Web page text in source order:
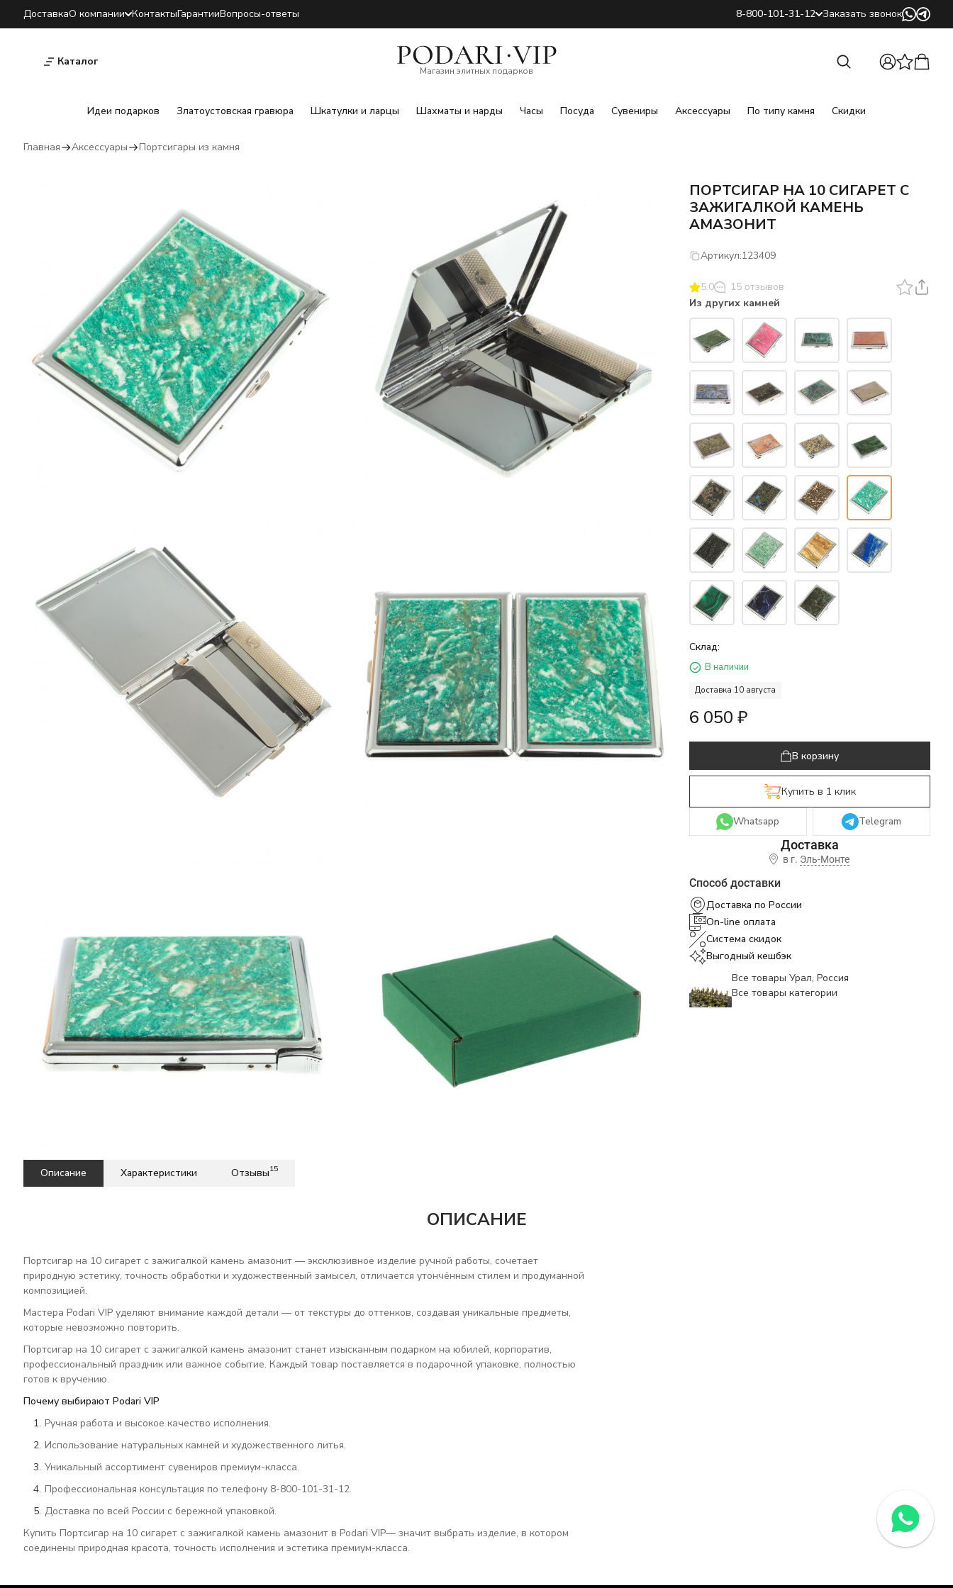
ДоставкаО компании КонтактыГарантииВопросы-ответы 8-800-101-31-12 Заказать звонок
Каталог
Магазин элитных подарков
Идеи подарков Златоустовская гравюра Шкатулки и ларцы Шахматы и нарды Часы Посуда Сувениры Аксессуары По типу камня Скидки
Найти
Главная Аксессуары Портсигары из камня
ПОРТСИГАР НА 10 СИГАРЕТ С
ЗАЖИГАЛКОЙ КАМЕНЬ
АМАЗОНИТ
Артикул:123409
5.0
15 отзывов
Из других камней
Склад:
В наличии
Доставка 10 августа
6 050 ₽
В корзину
Купить в 1 клик
Whatsapp Telegram
в г. Эль-Монте
Способ доставки
Доставка по России
On-line оплата
Система скидок
Выгодный кешбэк
Все товары Урал, Россия
Все товары категории
Описание Характеристики Отзывы15
ОПИСАНИЕ
Портсигар на 10 сигарет с зажигалкой камень амазонит — эксклюзивное изделие ручной работы, сочетает
природную эстетику, точность обработки и художественный замысел, отличается утончённым стилем и продуманной
композицией.
Мастера Podari VIP уделяют внимание каждой детали — от текстуры до оттенков, создавая уникальные предметы,
которые невозможно повторить.
Портсигар на 10 сигарет с зажигалкой камень амазонит станет изысканным подарком на юбилей, корпоратив,
профессиональный праздник или важное событие. Каждый товар поставляется в подарочной упаковке, полностью
готов к вручению.
Почему выбирают Podari VIP
Ручная работа и высокое качество исполнения.
Использование натуральных камней и художественного литья.
Уникальный ассортимент сувениров премиум-класса.
Профессиональная консультация по телефону 8-800-101-31-12.
Доставка по всей России с бережной упаковкой.
Купить Портсигар на 10 сигарет с зажигалкой камень амазонит в Podari VIP— значит выбрать изделие, в котором
соединены природная красота, точность исполнения и эстетика премиум-класса.